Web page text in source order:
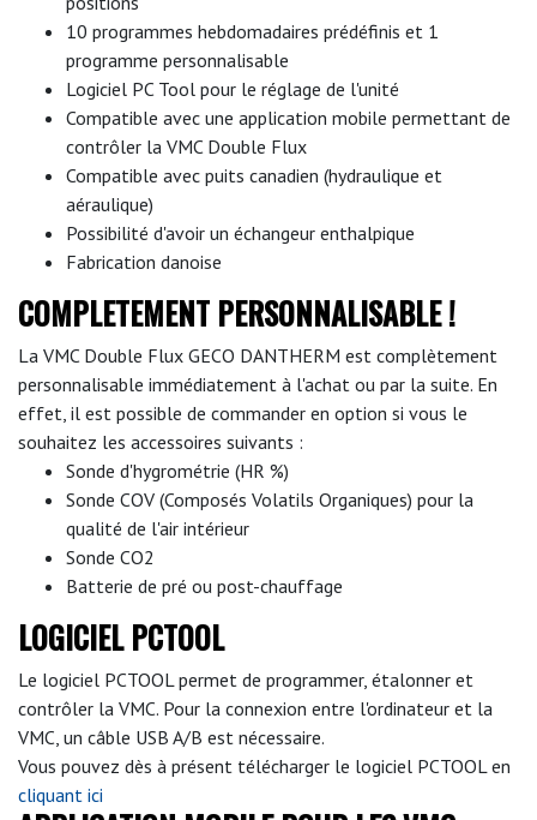
10 programmes hebdomadaires prédéfinis et 1
programme personnalisable
Logiciel PC Tool pour le réglage de l'unité
Compatible avec une application mobile permettant de
contrôler la VMC Double Flux
Compatible avec puits canadien (hydraulique et
aéraulique)
Possibilité d'avoir un échangeur enthalpique
Fabrication danoise
COMPLETEMENT PERSONNALISABLE !
La VMC Double Flux GECO DANTHERM est complètement
personnalisable immédiatement à l'achat ou par la suite. En
effet, il est possible de commander en option si vous le
souhaitez les accessoires suivants :
Sonde d'hygrométrie (HR %)
Sonde COV (Composés Volatils Organiques) pour la
qualité de l'air intérieur
Sonde CO2
Batterie de pré ou post-chauffage
LOGICIEL PCTOOL
Le logiciel PCTOOL permet de programmer, étalonner et
contrôler la VMC. Pour la connexion entre l'ordinateur et la
VMC, un câble USB A/B est nécessaire.
Vous pouvez dès à présent télécharger le logiciel PCTOOL en
cliquant ici